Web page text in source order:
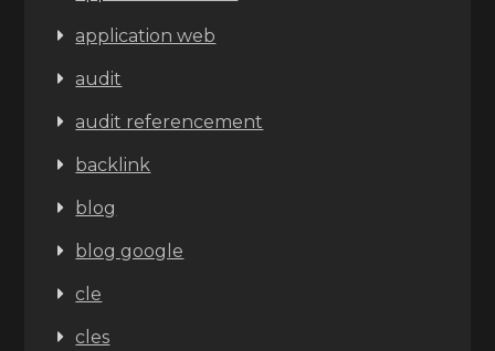
application web
audit
audit referencement
backlink
blog
blog google
cle
cles